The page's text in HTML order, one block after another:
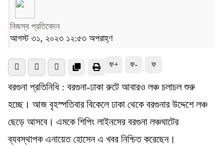
নিজস্ব প্রতিবেদন
আগস্ট ৩১, ২০২৩ ১২:৫৩ অপরাহ্ণ
ফ+ ফ- ফ
বরগুনা প্রতিনিধি : বরগুনা-ঢাকা রুটে আবারও লঞ্চ চলাচল শুরু
হচ্ছে। আজ বৃহস্পতিবার বিকেলে ঢাকা থেকে বরগুনার উদ্দেশে লঞ্চ
ছেড়ে আসবে। এমকে শিপিং লাইনসের বরগুনা লঞ্চঘাটের
ব্যবস্থাপক এনায়েত হোসেন এ খবর নিশ্চিত করেছেন।